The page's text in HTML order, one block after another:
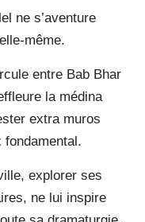
ne s’aventure
même.
entre Bab Bhar
la médina
extra muros
explorer ses
ne lui inspire